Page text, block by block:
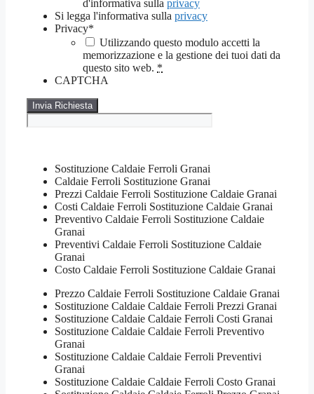
d'informativa sulla privacy
Si legga l'informativa sulla privacy
Privacy*
Utilizzando questo modulo accetti la
memorizzazione e la gestione dei tuoi dati da
questo sito web. *
CAPTCHA
Sostituzione Caldaie Ferroli Granai
Caldaie Ferroli Sostituzione Granai
Prezzi Caldaie Ferroli Sostituzione Caldaie Granai
Costi Caldaie Ferroli Sostituzione Caldaie Granai
Preventivo Caldaie Ferroli Sostituzione Caldaie
Granai
Preventivi Caldaie Ferroli Sostituzione Caldaie
Granai
Costo Caldaie Ferroli Sostituzione Caldaie Granai
Prezzo Caldaie Ferroli Sostituzione Caldaie Granai
Sostituzione Caldaie Caldaie Ferroli Prezzi Granai
Sostituzione Caldaie Caldaie Ferroli Costi Granai
Sostituzione Caldaie Caldaie Ferroli Preventivo
Granai
Sostituzione Caldaie Caldaie Ferroli Preventivi
Granai
Sostituzione Caldaie Caldaie Ferroli Costo Granai